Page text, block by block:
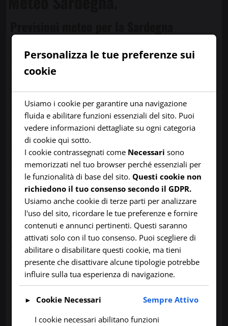
Salve a tutti, mi chiamo Daniele, sono di
Iglesias, nel 2006 ho realizzato
isolameteo.itcon l’idea di fornire previsioni
meteo “umane” che tengono conto delle
reali caratteristiche meteo delle varie zone.
Inizialmente mi sono concentrato sul Sulcis-
Iglesiente ma negli anni successivi ho
cercato di espandere il raggio d’azione delle
previsioni, ottenendo via via risultati
sempre più soddisfacenti in termine di
previsioni corrette e particolarmente
aderenti alla realtà.
Questo portale fornisce previsioni accurate
per tutto il territorio sardo, NON
AUTOMATIZZATE, ma frutto di analisi
umana e quindi di fatto ben più precise
Personalizza le tue preferenze sui
cookie
Usiamo i cookie per garantire una navigazione
fluida e abilitare funzioni essenziali del sito. Puoi
vedere informazioni dettagliate su ogni categoria
di cookie qui sotto.
I cookie contrassegnati come Necessari sono
memorizzati nel tuo browser perché essenziali per
le funzionalità di base del sito.Questi cookie non
richiedono il tuo consenso secondo il GDPR.
Usiamo anche cookie di terze parti per analizzare
l'uso del sito, ricordare le tue preferenze e fornire
contenuti e annunci pertinenti. Questi saranno
attivati solo con il tuo consenso. Puoi scegliere di
abilitare o disabilitare questi cookie, ma tieni
presente che disattivare alcune tipologie potrebbe
influire sulla tua esperienza di navigazione.
► Cookie Necessari
Sempre Attivo
I cookie necessari abilitano funzioni